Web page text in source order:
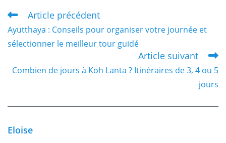
Read
more
articles
Article précédent
Ayutthaya : Conseils pour organiser votre journée et
sélectionner le meilleur tour guidé
Article suivant
Combien de jours à Koh Lanta ? Itinéraires de 3, 4 ou 5
jours
Eloise